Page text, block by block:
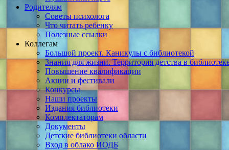
Родителям
Советы психолога
Что читать ребенку
Полезные ссылки
Коллегам
Большой проект. Каникулы с библиотекой
Знания для жизни. Территория детства в
Повышение квалификации
Акции и фестивали
Конкурсы
Наши проекты
Издания библиотеки
Комплектаторам
Документы
Детские библиотеки области
Вход в облако ИОДБ